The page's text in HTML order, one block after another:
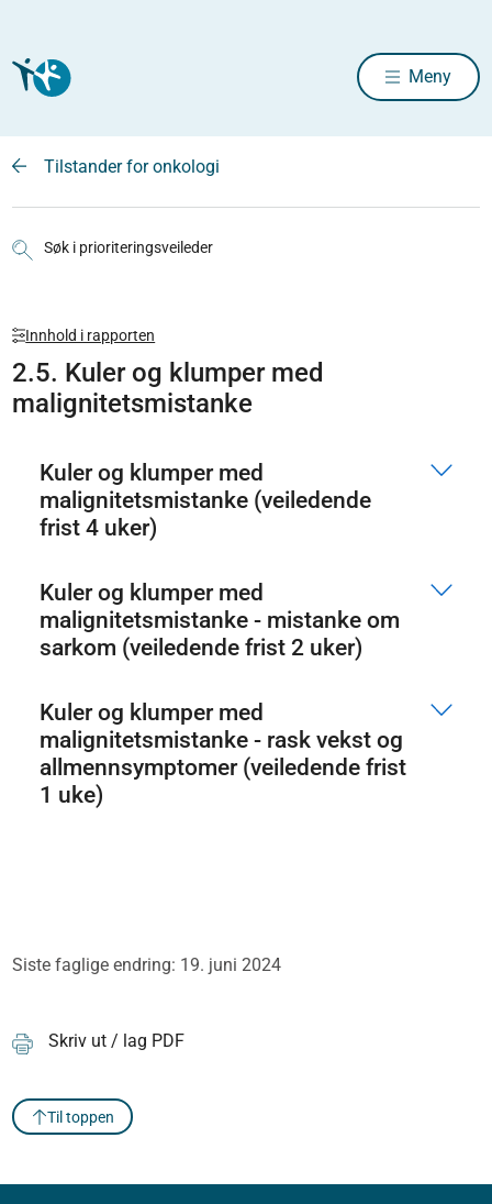
Meny
Tilstander for onkologi
Søk i prioriteringsveileder
Innhold i rapporten
2.5. Kuler og klumper med
malignitetsmistanke
Kuler og klumper med
malignitetsmistanke (veiledende
frist 4 uker)
Kuler og klumper med
malignitetsmistanke - mistanke om
sarkom (veiledende frist 2 uker)
Kuler og klumper med
malignitetsmistanke - rask vekst og
allmennsymptomer (veiledende frist
1 uke)
Siste faglige endring: 19. juni 2024
Skriv ut / lag PDF
Til toppen